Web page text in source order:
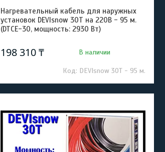
Нагревательный кабель для наружных
установок DEVIsnow 30T на 220В - 95 м.
(DTCE-30, мощность: 2930 Вт)
198 310 ₸ В наличии
DEVIsnow 30T - 95 м.